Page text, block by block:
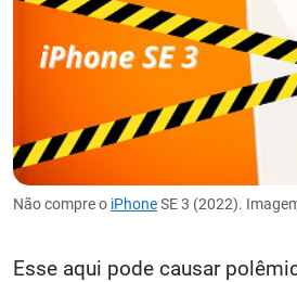
Não compre o iPhoneSE 3 (2022).
Esse aqui pode causar